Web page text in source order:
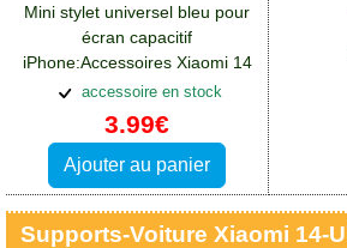
Mini stylet universel bleu pour
écran capacitif
iPhone:Accessoires Xiaomi 14
Ultra
accessoire en stock
3.99€
Ajouter au panier
Supports-Voiture Xiaomi 14-